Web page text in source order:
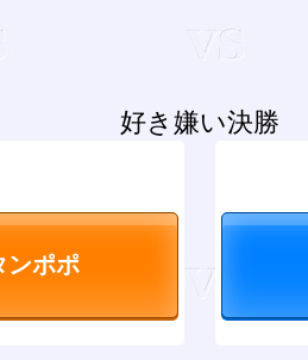
好き嫌い決勝